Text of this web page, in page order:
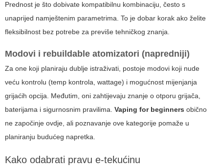
Prednost je što dobivate kompatibilnu kombinaciju, često s
unaprijed namještenim parametrima. To je dobar korak ako želite
fleksibilnost bez potrebe za previše tehničkog znanja.
Modovi i rebuildable atomizatori (napredniji)
Za one koji planiraju dublje istraživati, postoje modovi koji nude
veću kontrolu (temp kontrola, wattage) i mogućnost mijenjanja
grijaćih opcija. Međutim, oni zahtijevaju znanje o otporu grijača,
baterijama i sigurnosnim pravilima. Vaping for beginners obično
ne započinje ovdje, ali poznavanje ove kategorije pomaže u
planiranju budućeg napretka.
Kako odabrati pravu e-tekućinu